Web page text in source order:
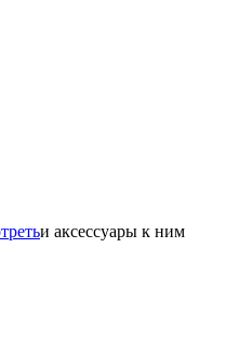
и аксессуары к ним